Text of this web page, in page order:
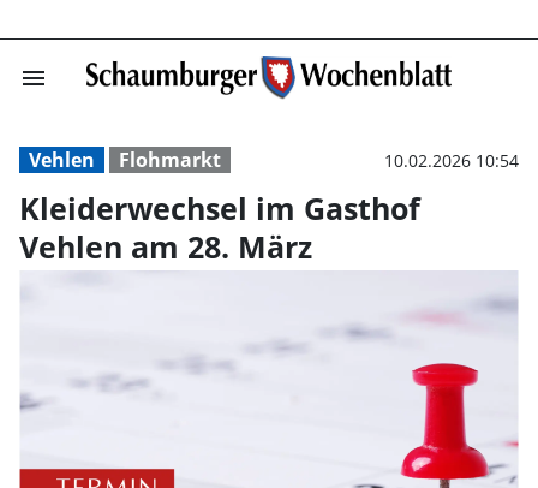
menu Kleiderwechsel
Vehlen Flohmarkt 10.02.2026 10:54
Kleiderwechsel im Gasthof
Vehlen am 28. März